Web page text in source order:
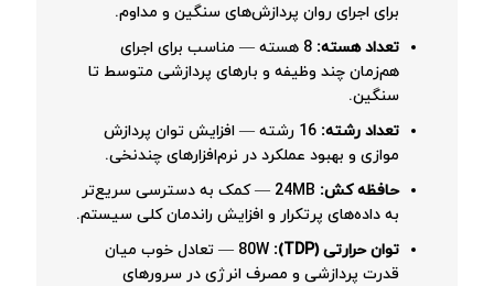
برای اجرای روان پردازش‌های سنگین و مداوم.
تعداد هسته:
8 هسته — مناسب برای اجرای
هم‌زمان چند وظیفه و بارهای پردازشی متوسط تا
سنگین.
تعداد رشته:
16 رشته — افزایش توان پردازش
موازی و بهبود عملکرد در نرم‌افزارهای چندنخی.
حافظه کش:
24MB — کمک به دسترسی سریع‌تر
به داده‌های پرتکرار و افزایش راندمان کلی سیستم.
توان حرارتی (TDP):
80W — تعادل خوب میان
قدرت پردازشی و مصرف انرژی در سرورهای